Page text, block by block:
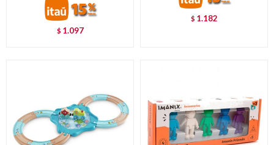
$ 1.097
$ 1.182